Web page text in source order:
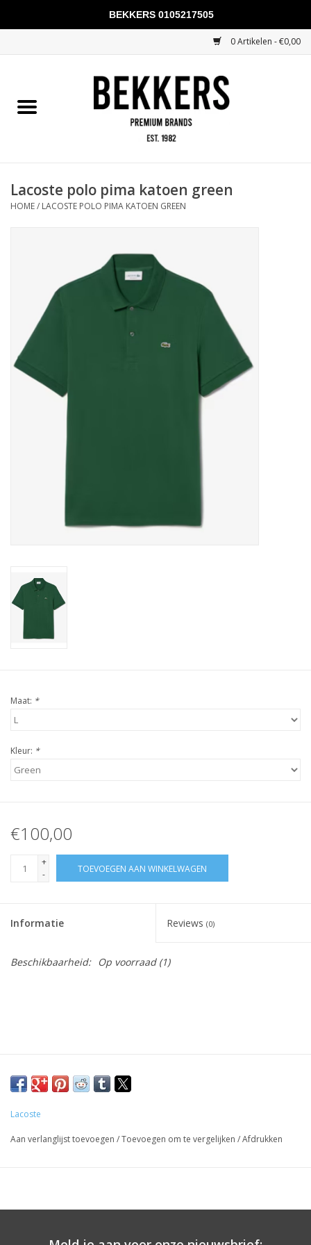
0 Artikelen - €0,00
Mannen
KADOBONNEN
Lacoste polo pima katoen green
HOME/ LACOSTE POLO PIMA KATOEN GREEN
Maat: *
Kleur: *
€100,00
+
-
TOEVOEGEN AAN WINKELWAGEN
Informatie Reviews (0)
Beschikbaarheid: Op voorraad(1)
Lacoste
Aan verlanglijst toevoegen /Toevoegen om te vergelijken /Afdrukken
BEKKERS 0105217505